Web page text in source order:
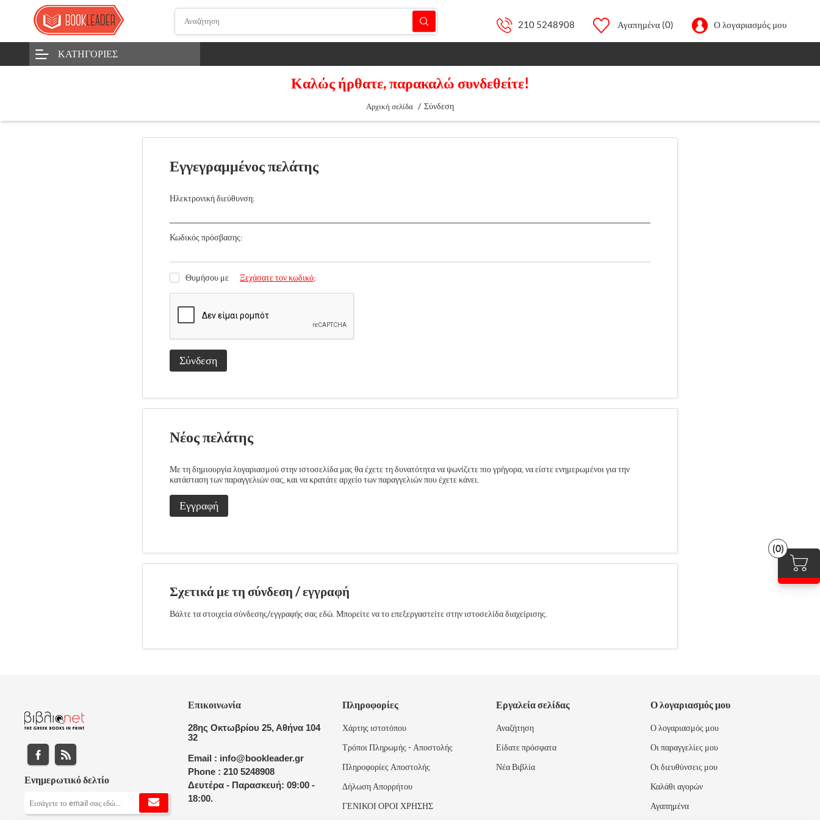
210 5248908 Αγαπημένα (0) Ο λογαριασμός μου
(0)
ΚΑΤΗΓΟΡΊΕΣ
Καλώς ήρθατε, παρακαλώ συνδεθείτε!
Αρχική σελίδα / Σύνδεση
Εγγεγραμμένος πελάτης
Ηλεκτρονική διεύθυνση:
Κωδικός πρόσβασης:
Θυμήσου με Ξεχάσατε τον κωδικό;
Σύνδεση
Νέος πελάτης
Με τη δημιουργία λογαριασμού στην ιστοσελίδα μας θα έχετε τη δυνατότητα να ψωνίζετε πιο γρήγορα, να είστε ενημερωμένοι για την
κατάσταση των παραγγελιών σας, και να κρατάτε αρχείο των παραγγελιών που έχετε κάνει.
Εγγραφή
Σχετικά με τη σύνδεση / εγγραφή
Βάλτε τα στοιχεία σύνδεσης/εγγραφής σας εδώ. Μπορείτε να το επεξεργαστείτε στην ιστοσελίδα διαχείρισης.
Ενημερωτικό δελτίο
Επικοινωνία
28ης Οκτωβρίου 25, Αθήνα 104
32
Email : info@bookleader.gr
Phone : 210 5248908
Δευτέρα - Παρασκευή: 09:00 -
18:00.
Πληροφορίες
Χάρτης ιστοτόπου
Τρόποι Πληρωμής - Αποστολής
Πληροφορίες Αποστολής
Δήλωση Απορρήτου
ΓΕΝΙΚΟΙ ΟΡΟΙ ΧΡΗΣΗΣ
Εργαλεία σελίδας
Αναζήτηση
Είδατε πρόσφατα
Νέα Βιβλία
Ο λογαριασμός μου
Ο λογαριασμός μου
Οι παραγγελίες μου
Οι διευθύνσεις μου
Καλάθι αγορών
Αγαπημένα